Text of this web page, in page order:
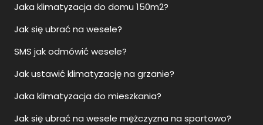
Jaka klimatyzacja do domu 150m2?
Jak się ubrać na wesele?
SMS jak odmówić wesele?
Jak ustawić klimatyzację na grzanie?
Jaka klimatyzacja do mieszkania?
Jak się ubrać na wesele mężczyzna na sportowo?